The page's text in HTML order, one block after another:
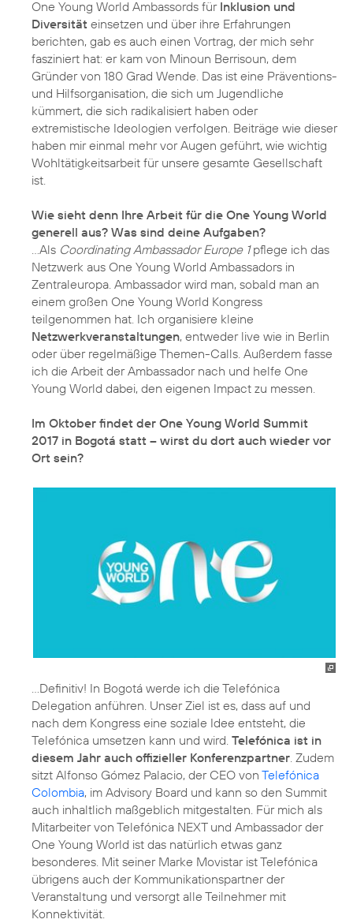
One Young World Ambassords für Inklusion und
Diversität einsetzen und über ihre Erfahrungen
berichten, gab es auch einen Vortrag, der mich sehr
fasziniert hat: er kam von Minoun Berrisoun, dem
Gründer von 180 Grad Wende. Das ist eine Präventions-
und Hilfsorganisation, die sich um Jugendliche
kümmert, die sich radikalisiert haben oder
extremistische Ideologien verfolgen. Beiträge wie dieser
haben mir einmal mehr vor Augen geführt, wie wichtig
Wohltätigkeitsarbeit für unsere gesamte Gesellschaft
ist.
Wie sieht denn Ihre Arbeit für die One Young World
generell aus? Was sind deine Aufgaben?
...Als Coordinating Ambassador Europe 1pflege ich das
Netzwerk aus One Young World Ambassadors in
Zentraleuropa. Ambassador wird man, sobald man an
einem großen One Young World Kongress
teilgenommen hat. Ich organisiere kleine
Netzwerkveranstaltungen, entweder live wie in Berlin
oder über regelmäßige Themen-Calls. Außerdem fasse
ich die Arbeit der Ambassador nach und helfe One
Young World dabei, den eigenen Impact zu messen.
Im Oktober findet der One Young World Summit
2017 in Bogotá statt – wirst du dort auch wieder vor
Ort sein?
...Definitiv! In Bogotá werde ich die Telefónica
Delegation anführen. Unser Ziel ist es, dass auf und
nach dem Kongress eine soziale Idee entsteht, die
Telefónica umsetzen kann und wird. Telefónica ist in
diesem Jahr auch offizieller Konferenzpartner. Zudem
sitzt Alfonso Gómez Palacio, der CEO von Telefónica
Colombia, im Advisory Board und kann so den Summit
auch inhaltlich maßgeblich mitgestalten. Für mich als
Mitarbeiter von Telefónica NEXT und Ambassador der
One Young World ist das natürlich etwas ganz
besonderes. Mit seiner Marke Movistar ist Telefónica
übrigens auch der Kommunikationspartner der
Veranstaltung und versorgt alle Teilnehmer mit
Konnektivität.